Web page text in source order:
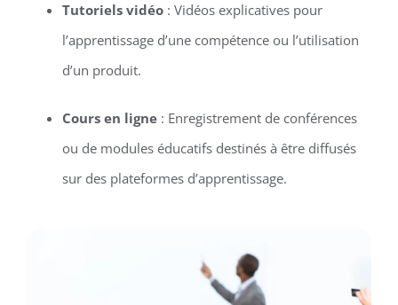
Tutoriels vidéo: Vidéos explicatives pour
l’apprentissage d’une compétence ou l’utilisation
d’un produit.
Cours en ligne: Enregistrement de conférences
ou de modules éducatifs destinés à être diffusés
sur des plateformes d’apprentissage.